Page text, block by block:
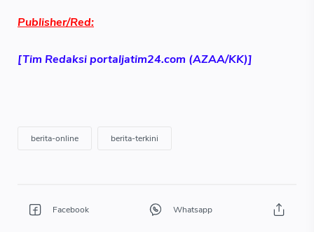
Publisher/Red:
[Tim Redaksi portaljatim24.com (AZAA/KK)]